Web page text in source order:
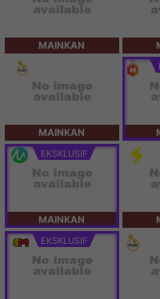
MAINKAN
MAINKAN
EKSKLUSIF
MAINKAN
EKSKLUSIF